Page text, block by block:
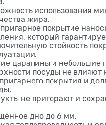
использования
жира.
покрытие
который
стойкость
царапины и небольшие
посуды не влияют
покрытия и
не пригорают и
дно до 6 мм.